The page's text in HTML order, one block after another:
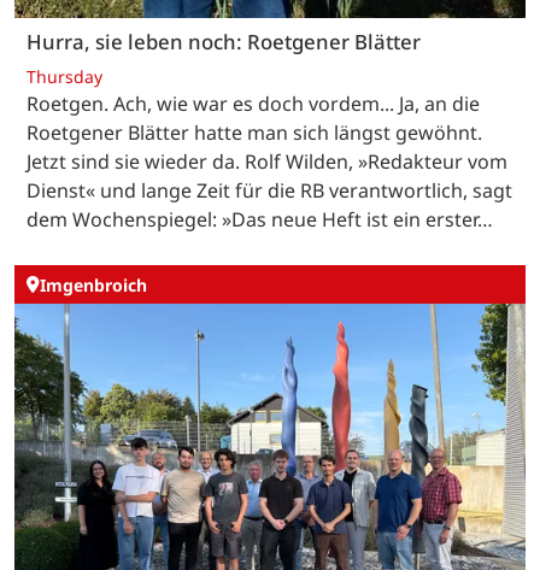
Hurra, sie leben noch: Roetgener Blätter
Thursday
Roetgen. Ach, wie war es doch vordem... Ja, an die
Roetgener Blätter hatte man sich längst gewöhnt.
Jetzt sind sie wieder da. Rolf Wilden, »Redakteur vom
Dienst« und lange Zeit für die RB verantwortlich, sagt
dem Wochenspiegel: »Das neue Heft ist ein erster…
Imgenbroich